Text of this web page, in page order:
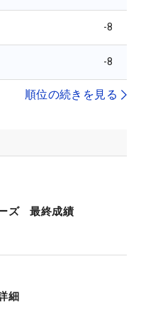
-8
-8
順位の続きを見る
ズ 最終成績
細